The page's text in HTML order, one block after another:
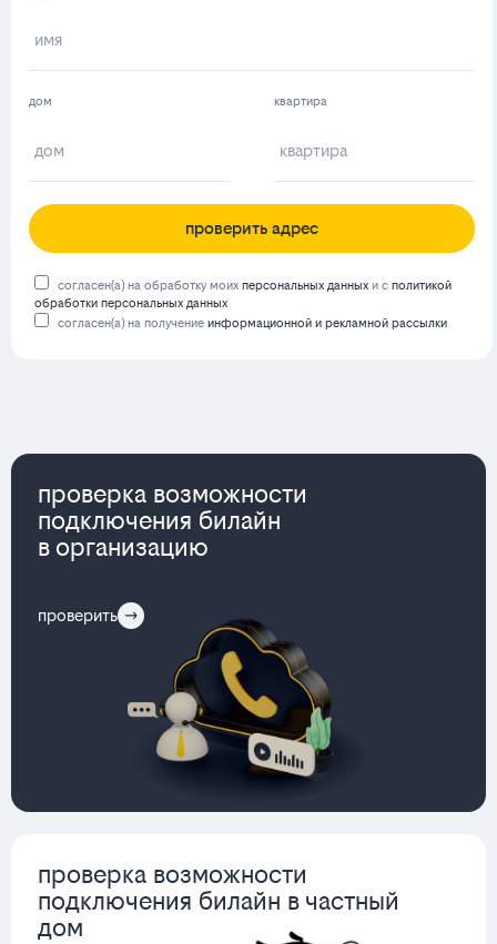
дом квартира
проверить адрес
согласен(а) на обработку моих персональных данных и с политикой
обработки персональных данных
согласен(а) на получение информационной и рекламной рассылки
проверка возможности
подключения билайн
в организацию
проверить
проверка возможности
подключения билайн в частный
дом